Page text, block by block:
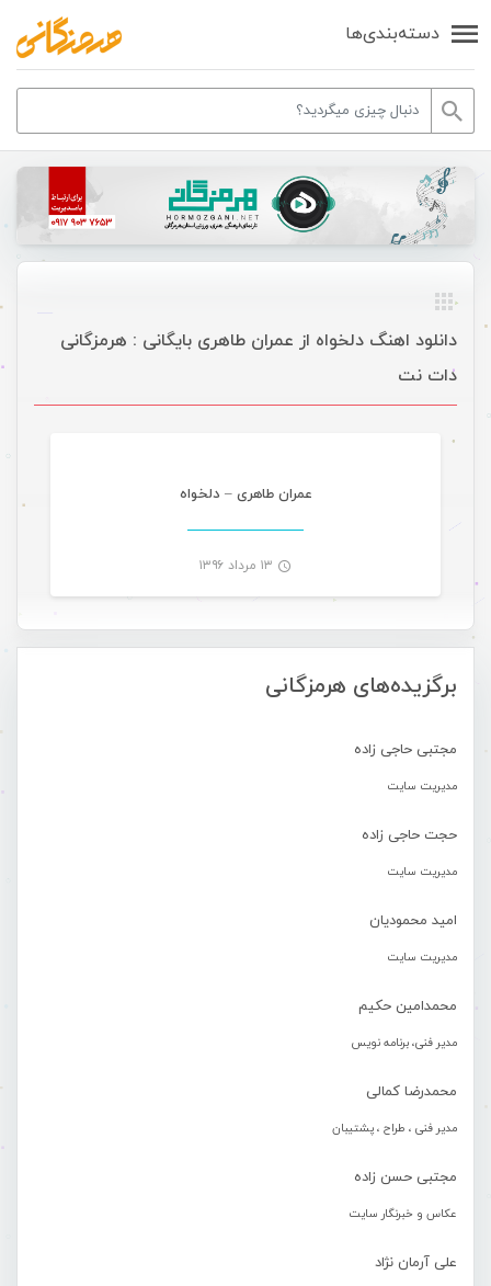
دسته‌بندی‌ها
برگزیده‌های هرمزگانی
مجتبی حاجی زاده
مدیریت سایت
حجت حاجی زاده
مدیریت سایت
امید محمودیان
مدیریت سایت
محمدامین حکیم
مدیر فنی، برنامه نویس
محمدرضا کمالی
مدیر فنی ، طراح ، پشتیبان
مجتبی حسن زاده
عکاس و خبرنگار سایت
علی آرمان نژاد
دانلود اهنگ دلخواه از عمران طاهری بایگانی : هرمزگانی
دات نت
عمران طاهری – دلخواه
۱۳ مرداد ۱۳۹۶